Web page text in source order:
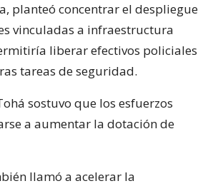
planteó concentrar el despliegue
vinculadas a infraestructura
liberar efectivos policiales
tareas de seguridad.
sostuvo que los esfuerzos
a aumentar la dotación de
llamó a acelerar la